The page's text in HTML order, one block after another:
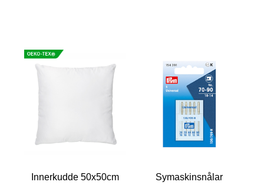
Innerkudde 50x50cm
Symaskinsnålar